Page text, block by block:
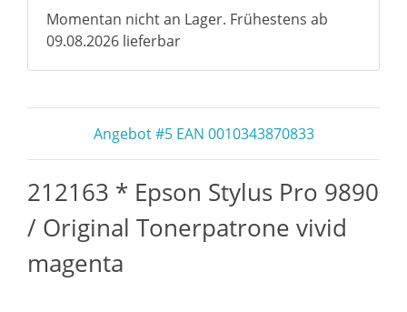
Momentan nicht an Lager. Frühestens ab
09.08.2026 lieferbar
Angebot #5 EAN 0010343870833
212163 * Epson Stylus Pro 9890
/ Original Tonerpatrone vivid
magenta